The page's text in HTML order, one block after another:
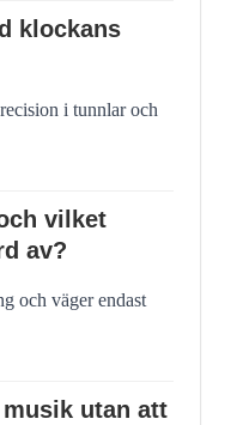
klockans
i tunnlar och
vilket
av?
och väger endast
utan att